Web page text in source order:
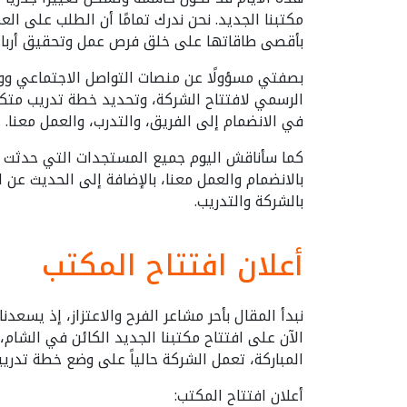
مكتبنا الجديد. نحن ندرك تمامًا أن الطلب على
بأقصى طاقاتها على خلق فرص عمل وتحقيق أرباح
بصفتي مسؤولًا عن منصات التواصل الاجتماعي
الرسمي لافتتاح الشركة، وتحديد خطة تدريب
في الانضمام إلى الفريق، والتدرب، والعمل معنا.
كما سأناقش اليوم جميع المستجدات التي حدثت
بالانضمام والعمل معنا، بالإضافة إلى الحديث عن
بالشركة والتدريب.
أعلان افتتاح المكتب
نبدأ المقال بأحر مشاعر الفرح والاعتزاز، إذ
الآن على افتتاح مكتبنا الجديد الكائن في
المباركة، تعمل الشركة حالياً على وضع خطة
أعلان افتتاح المكتب: